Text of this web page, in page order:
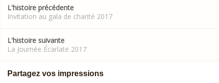
navigation
L'histoire précédente
Invitation au gala de charité 2017
L'histoire suivante
La Journée Écarlate 2017
Partagez vos impressions